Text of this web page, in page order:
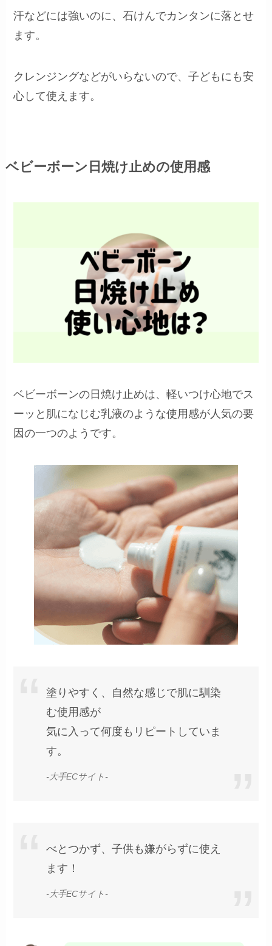
汗などには強いのに、石けんでカンタンに落とせ
ます。
クレンジングなどがいらないので、子どもにも安
心して使えます。
ベビーボーン日焼け止めの使用感
ベビーボーンの日焼け止めは、軽いつけ心地でス
ーッと肌になじむ乳液のような使用感が人気の要
因の一つのようです。
塗りやすく、自然な感じで肌に馴染
む使用感が
気に入って何度もリピートしていま
す。
-大手ECサイト-
べとつかず、子供も嫌がらずに使え
ます！
-大手ECサイト-